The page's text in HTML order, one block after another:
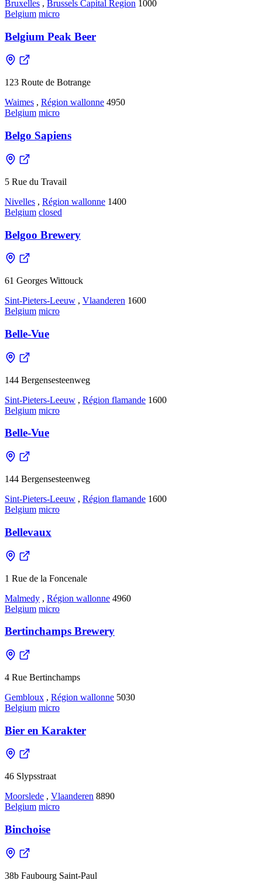
Bruxelles , Brussels Capital Region 1000
Belgium micro
Belgium Peak Beer
123 Route de Botrange
Waimes , Région wallonne 4950
Belgium micro
Belgo Sapiens
5 Rue du Travail
Nivelles , Région wallonne 1400
Belgium closed
Belgoo Brewery
61 Georges Wittouck
Sint-Pieters-Leeuw , Vlaanderen 1600
Belgium micro
Belle-Vue
144 Bergensesteenweg
Sint-Pieters-Leeuw , Région flamande 1600
Belgium micro
Belle-Vue
144 Bergensesteenweg
Sint-Pieters-Leeuw , Région flamande 1600
Belgium micro
Bellevaux
1 Rue de la Foncenale
Malmedy , Région wallonne 4960
Belgium micro
Bertinchamps Brewery
4 Rue Bertinchamps
Gembloux , Région wallonne 5030
Belgium micro
Bier en Karakter
46 Slypsstraat
Moorslede , Vlaanderen 8890
Belgium micro
Binchoise
38b Faubourg Saint-Paul